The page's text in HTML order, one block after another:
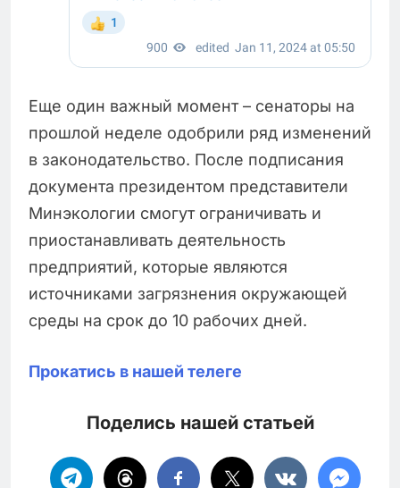
Еще один важный момент – сенаторы на
прошлой неделе одобрили ряд изменений
в законодательство. После подписания
документа президентом представители
Минэкологии смогут ограничивать и
приостанавливать деятельность
предприятий, которые являются
источниками загрязнения окружающей
среды на срок до 10 рабочих дней.
Прокатись в нашей телеге
Поделись нашей статьей